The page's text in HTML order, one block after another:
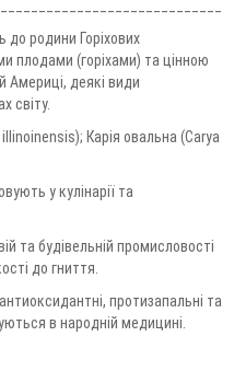
до родини Горіхових
плодами (горіхами) та цінною
Америці, деякі види
світу.
Карія овальна (Carya
у кулінарії та
та будівельній промисловості
до гниття.
протизапальні та
в народній медицині.